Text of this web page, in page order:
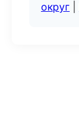
округ